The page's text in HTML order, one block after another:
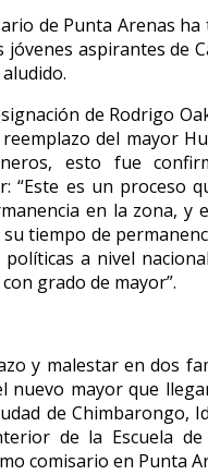
de Punta Arenas
aspirantes de
de Rodrigo
del mayor
esto fue
“Este es un proceso
en la zona, y
tiempo de
a nivel
grado de mayor”.
y malestar en dos
nuevo mayor que
de Chimbarongo,
de la Escuela
comisario en Punta